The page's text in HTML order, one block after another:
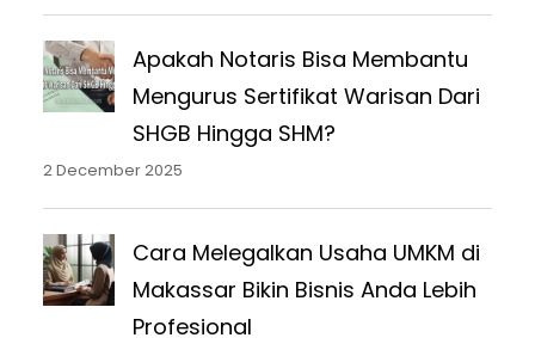
Apakah Notaris Bisa Membantu
Mengurus Sertifikat Warisan Dari
SHGB Hingga SHM?
2 December 2025
Cara Melegalkan Usaha UMKM di
Makassar Bikin Bisnis Anda Lebih
Profesional